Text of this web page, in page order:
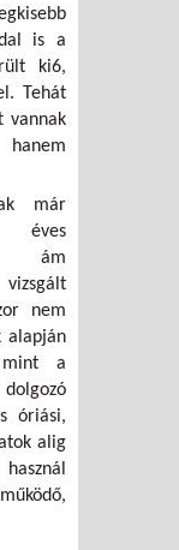
is a
ki6,
Tehát
vannak
már
éves
ám
nem
alapján
mint a
óriási,
alig